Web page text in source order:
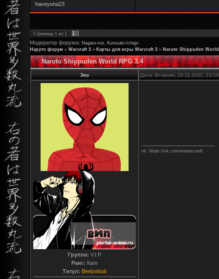
haveyona23
Страница 1 из 1
1
Модератор форума:Nagato-rus,Kurosaki-Ichigo
Наруто форум » Warcraft 3 » Карты для игры Warcraft 3 » Naruto Shippuden World
Naruto Shippuden World RPG 3.4
Эко Дата: Вторник, 29.11.2011,
Группа: V.I.P
Ранг: Каге
Титул: Beelzebub
vk: https://vk.com/wearecno6